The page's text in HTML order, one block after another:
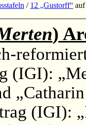
/ 12 „Gustorff“
)
(IGI):
(IGI):